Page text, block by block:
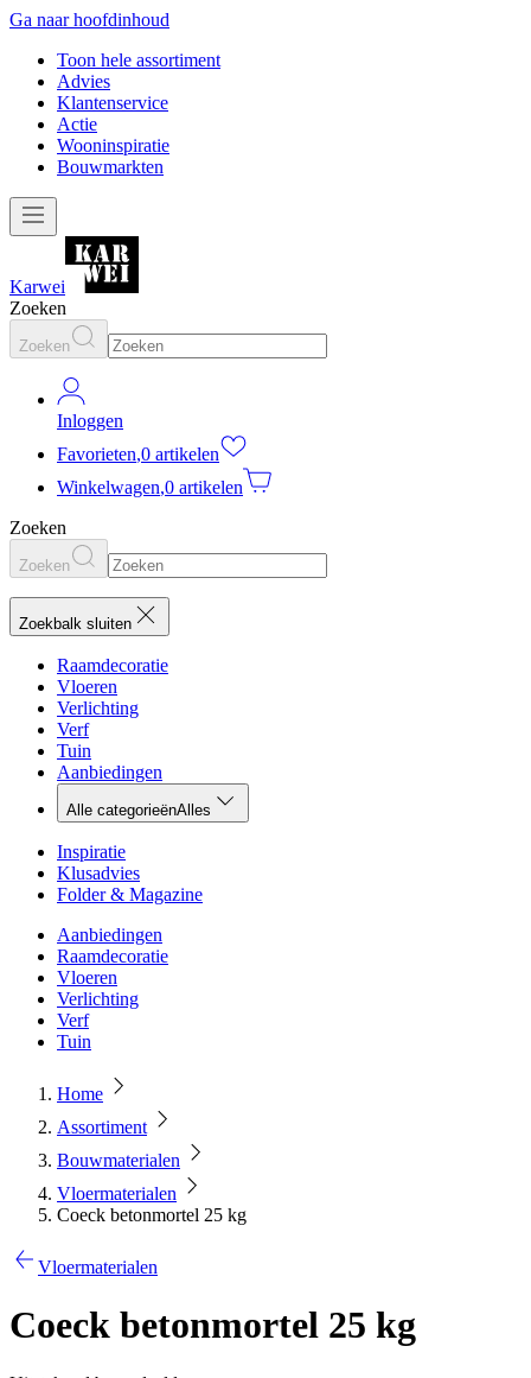
Ga naar hoofdinhoud
Toon hele assortiment
Advies
Klantenservice
Actie
Wooninspiratie
Bouwmarkten
Karwei
Zoeken
Zoeken
Inloggen
Favorieten,0 artikelen
Winkelwagen,0 artikelen
Zoeken
Zoeken
Zoekbalk sluiten
Raamdecoratie
Vloeren
Verlichting
Verf
Tuin
Aanbiedingen
Alle categorieënAlles
Inspiratie
Klusadvies
Folder & Magazine
Aanbiedingen
Raamdecoratie
Vloeren
Verlichting
Verf
Tuin
Home
Assortiment
Bouwmaterialen
Vloermaterialen
Coeck betonmortel 25 kg
Vloermaterialen
Coeck betonmortel 25 kg